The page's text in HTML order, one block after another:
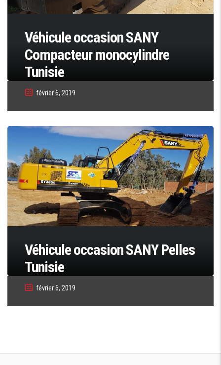
Véhicule occasion SANY
Compacteur monocylindre
Tunisie
février 6, 2019
Véhicule occasion SANY Pelles
Tunisie
février 6, 2019